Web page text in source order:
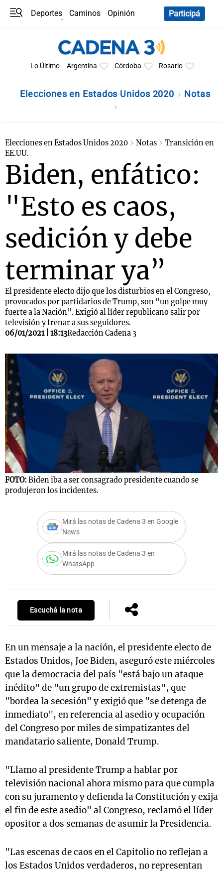
Deportes Caminos
Opinión
Participá
Lo Último Argentina Córdoba Rosario
Elecciones en Estados Unidos 2020 Notas
Elecciones en Estados Unidos 2020 Notas
Transición en
EE.UU.
Biden, enfático:
"Esto es caos,
sedición y debe
terminar ya”
El presidente electo dijo que los disturbios en el Congreso,
provocados por partidarios de Trump, son “un golpe muy
fuerte a la Nación”. Exigió al líder republicano salir por
televisión y frenar a sus seguidores.
06/01/2021 | 18:13Redacción Cadena 3
FOTO: Biden iba a ser consagrado presidente cuando se
produjeron los incidentes.
Mirá las notas de Cadena 3 en Google
News
Mirá las notas de Cadena 3 en
WhatsApp
Escuchá la nota
En un mensaje a la nación, el presidente electo de
Estados Unidos, Joe Biden, aseguró este miércoles
que la democracia del país "está bajo un ataque
inédito" de "un grupo de extremistas", que
"bordea la secesión" y exigió que "se detenga de
inmediato", en referencia al asedio y ocupación
del Congreso por miles de simpatizantes del
mandatario saliente, Donald Trump.
"Llamo al presidente Trump a hablar por
televisión nacional ahora mismo para que cumpla
con su juramento y defienda la Constitución y exija
el fin de este asedio" al Congreso, reclamó el líder
opositor a dos semanas de asumir la Presidencia.
"Las escenas de caos en el Capitolio no reflejan a
los Estados Unidos verdaderos, no representan
Mundial 2026
La Sole en
Cadena 3